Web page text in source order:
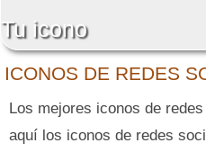
ICONOS DE REDES
Tu icono
Los mejores iconos de
aquí los iconos de redes